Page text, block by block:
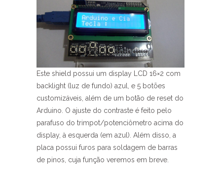
Este shield possui um display LCD 16×2 com
backlight (luz de fundo) azul, e 5 botões
customizáveis, além de um botão de reset do
Arduino. O ajuste do contraste é feito pelo
parafuso do trimpot/potenciômetro acima do
display, à esquerda (em azul). Além disso, a
placa possui furos para soldagem de barras
de pinos, cuja função veremos em breve.